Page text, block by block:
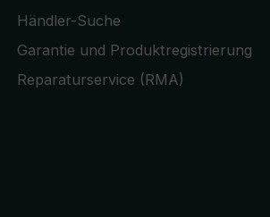
Händler-Suche
Garantie und Produktregistrierung
Reparaturservice (RMA)